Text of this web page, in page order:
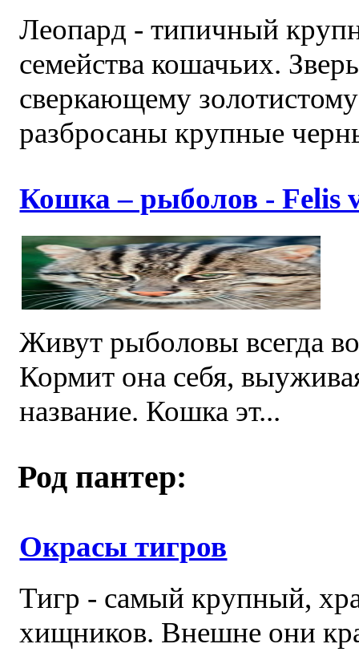
Леопард - типичный
семейства кошачьих.
сверкающему
разбросаны крупные
Кошка – рыболов - Felis
Живут рыболовы всегда
Кормит она себя,
название. Кошка эт...
Род пантер:
Окрасы тигров
Тигр - самый крупный,
хищников. Внешне они